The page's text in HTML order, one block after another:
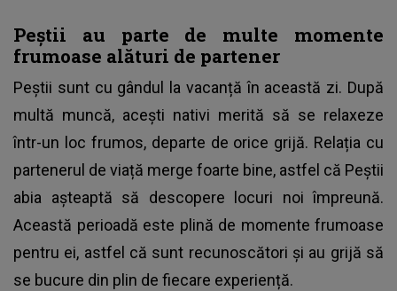
Peștii au parte de multe momente
frumoase alături de partener
Peștii sunt cu gândul la vacanță în această zi. După
multă muncă, acești nativi merită să se relaxeze
într-un loc frumos, departe de orice grijă. Relația cu
partenerul de viață merge foarte bine, astfel că Peștii
abia așteaptă să descopere locuri noi împreună.
Această perioadă este plină de momente frumoase
pentru ei, astfel că sunt recunoscători și au grijă să
se bucure din plin de fiecare experiență.